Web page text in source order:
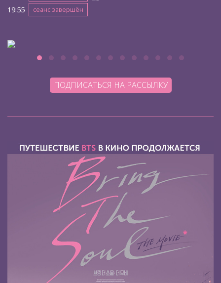
19:55 сеанс завершён
ПОДПИСАТЬСЯ НА РАССЫЛКУ